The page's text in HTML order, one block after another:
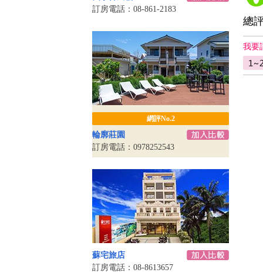
訂房電話：08-861-2183
網評No.2
輪廓莊園
訂房電話：0978252543
蘇宅旅店
訂房電話：08-8613657
總
我要